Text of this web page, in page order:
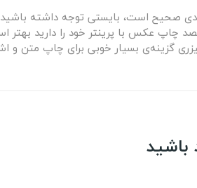
صحیح است، بایستی توجه داشته باشید
چاپ عکس با پرینتر خود را دارید
گزینه‌ی بسیار خوبی برای چاپ متن و
باشید